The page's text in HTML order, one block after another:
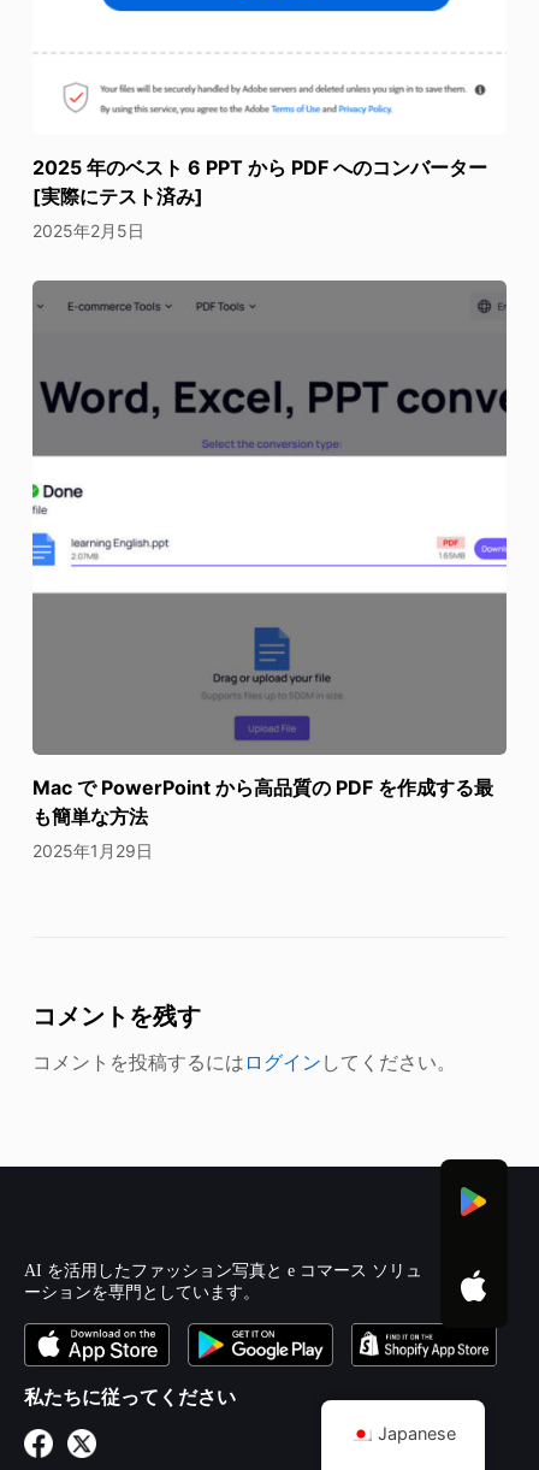
2025 年のベスト 6 PPT から PDF へのコンバーター
[実際にテスト済み]
2025年2月5日
Mac で PowerPoint から高品質の PDF を作成する最
も簡単な方法
2025年1月29日
コメントを残す
コメントを投稿するには ログイン してください。
AI を活用したファッション写真と e コマース ソリュ
ーションを専門としています。
私たちに従ってください
Japanese